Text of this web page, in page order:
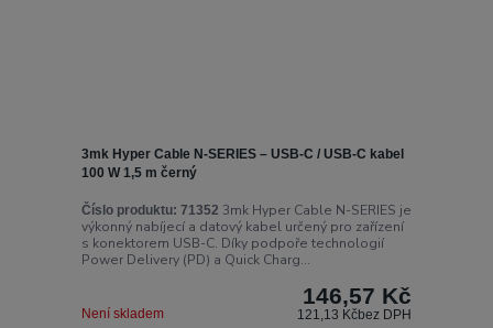
3mk Hyper Cable N-SERIES – USB-C / USB-C kabel
100 W 1,5 m černý
Číslo produktu: 71352 3mk Hyper Cable N-SERIES je
výkonný nabíjecí a datový kabel určený pro zařízení
s konektorem USB-C. Díky podpoře technologií
Power Delivery (PD) a Quick Charg...
146,57 Kč
121,13 Kčbez DPH
Není skladem